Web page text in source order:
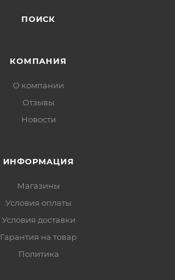
ПОИСК
КОМПАНИЯ
О компании
Отзывы
Новости
ИНФОРМАЦИЯ
Магазины
Условия оплаты
Условия доставки
Гарантия на товар
Политика